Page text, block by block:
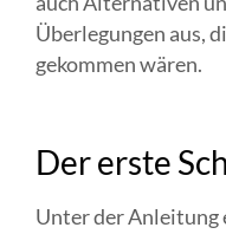
Überlegungen aus,
gekommen wären.
Der erste
Unter der Anleitung